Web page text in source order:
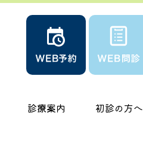
診療案内 初診の方へ